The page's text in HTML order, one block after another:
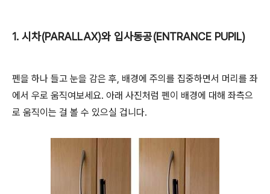
1. 시차(PARALLAX)와 입사동공(ENTRANCE PUPIL)
펜을 하나 들고 눈을 감은 후, 배경에 주의를 집중하면서 머리를 좌
에서 우로 움직여보세요. 아래 사진처럼 펜이 배경에 대해 좌측으
로 움직이는 걸 볼 수 있으실 겁니다.